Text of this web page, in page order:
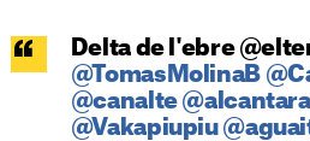
Delta de l'ebre
@TomasMolinaB
@canalte
@Vakapiupiu